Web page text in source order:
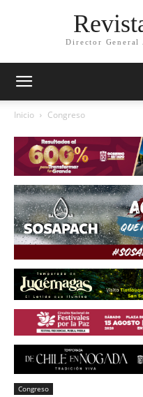
Director General
Inicio Congreso
Congreso